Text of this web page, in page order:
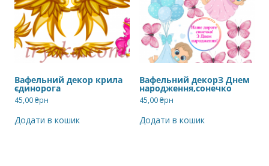
Вафельний декор крила
єдинорога
45,00₴рн
Додати в кошик
Вафельний декорЗ Днем
народження,сонечко
45,00₴рн
Додати в кошик